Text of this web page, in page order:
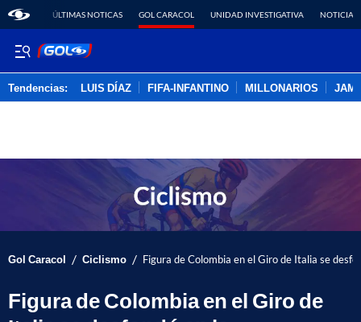
ÚLTIMAS NOTICAS GOL CARACOL UNIDAD INVESTIGATIVA NOTICIAS
Tendencias: LUIS DÍAZ FIFA-INFANTINO MILLONARIOS
Gol Caracol / Ciclismo / Figura de Colombia en el Giro de Italia se
Figura de Colombia en el Giro de